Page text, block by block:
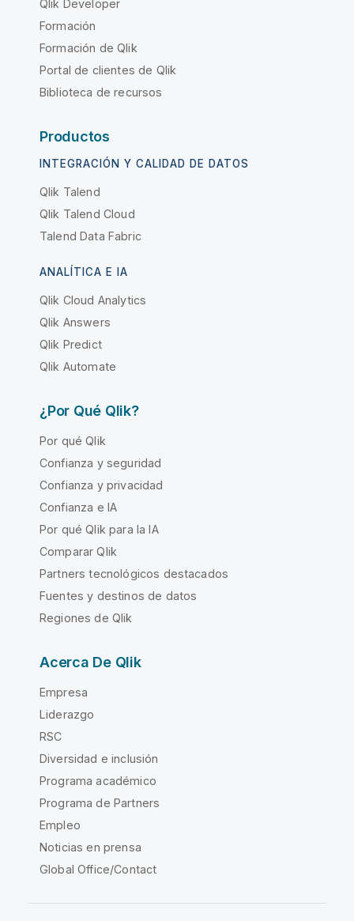
Qlik Developer
Formación
Formación de Qlik
Portal de clientes de Qlik
Biblioteca de recursos
Productos
INTEGRACIÓN Y CALIDAD DE DATOS
Qlik Talend
Qlik Talend Cloud
Talend Data Fabric
ANALÍTICA E IA
Qlik Cloud Analytics
Qlik Answers
Qlik Predict
Qlik Automate
¿Por Qué Qlik?
Por qué Qlik
Confianza y seguridad
Confianza y privacidad
Confianza e IA
Por qué Qlik para la IA
Comparar Qlik
Partners tecnológicos destacados
Fuentes y destinos de datos
Regiones de Qlik
Acerca De Qlik
Empresa
Liderazgo
RSC
Diversidad e inclusión
Programa académico
Programa de Partners
Empleo
Noticias en prensa
Global Office/Contact